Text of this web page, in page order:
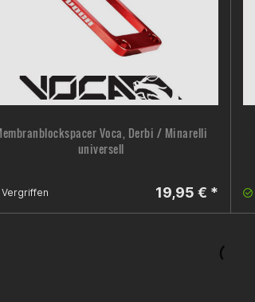
Voca, Derbi / Minarelli
universell
Vergriffen 19,95 € *